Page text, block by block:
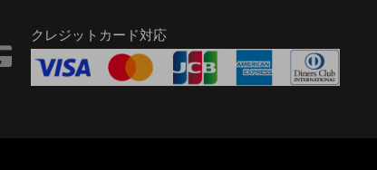
クレジットカード対応